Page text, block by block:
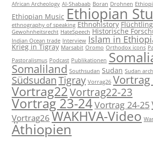
African Archeology Al-Shabaab Boran Drohnen
Ethiopian Music Ethiopian
ethnography of speaking Ethnohistory
Gewohnheitsrecht HateSpeech Historische
Indian Ocean trade Interview Islam in
Krieg in Tigray Marsabit Oromo Orthodox icons
Pastoralismus Podcast Publikationen
Somaliland Southsudan Sudan Sudan
SüdsudanTigray Vorrag26 Vortrag
Vortrag22Vortrag22-23
Vortrag 23-24Vortrag 24-25
Vortrag26 WAKHVA-Video
Äthiopien